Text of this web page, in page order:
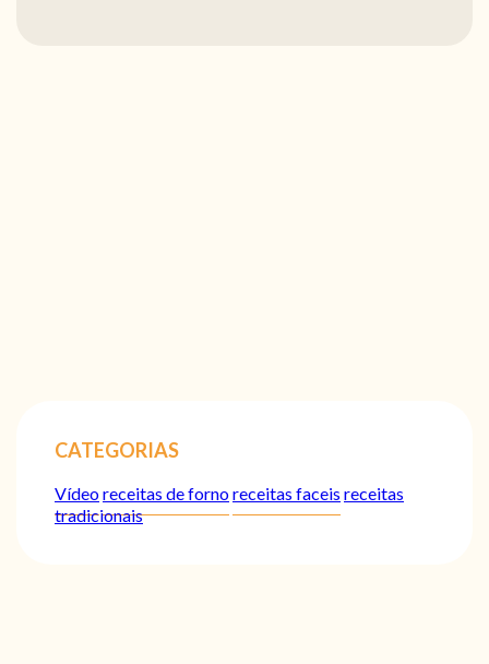
CATEGORIAS
Vídeoreceitas de fornoreceitas faceis receitas
tradicionais